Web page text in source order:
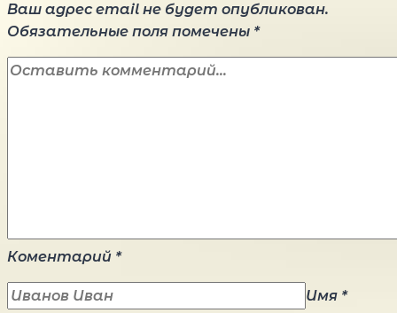
Ваш адрес email не будет опубликован.
Обязательные поля помечены *
Коментарий *
Имя *